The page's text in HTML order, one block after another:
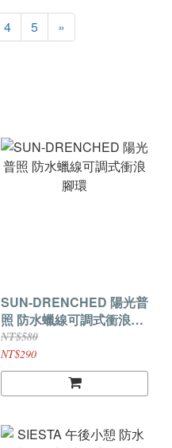
4 5 »
SUN-DRENCHED 陽光普
照 防水蠟線可調式衝浪腳
環
NT$580
NT$290